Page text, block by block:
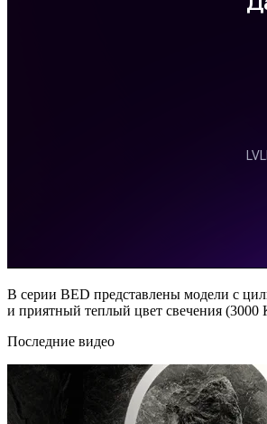
В серии BED представлены модели с
и приятный теплый цвет свечения
Последние видео